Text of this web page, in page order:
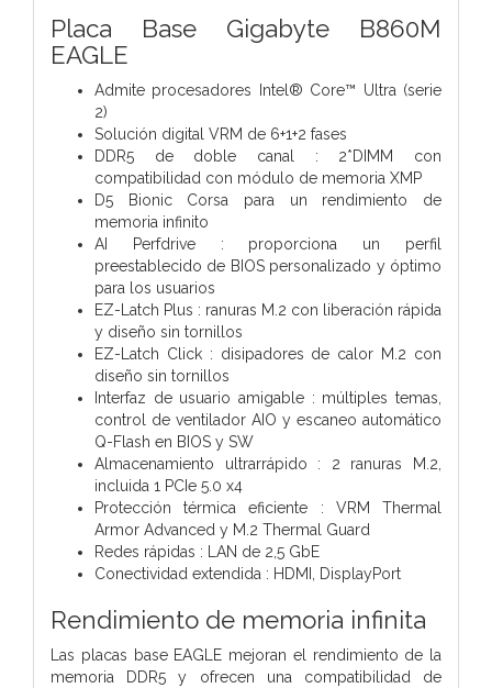
Placa Base Gigabyte B860M
EAGLE
Admite procesadores Intel® Core™ Ultra (serie
2)
Solución digital VRM de 6+1+2 fases
DDR5 de doble canal : 2*DIMM con
compatibilidad con módulo de memoria XMP
D5 Bionic Corsa para un rendimiento de
memoria infinito
AI Perfdrive : proporciona un perfil
preestablecido de BIOS personalizado y óptimo
para los usuarios
EZ-Latch Plus : ranuras M.2 con liberación rápida
y diseño sin tornillos
EZ-Latch Click : disipadores de calor M.2 con
diseño sin tornillos
Interfaz de usuario amigable : múltiples temas,
control de ventilador AIO y escaneo automático
Q-Flash en BIOS y SW
Almacenamiento ultrarrápido : 2 ranuras M.2,
incluida 1 PCIe 5.0 x4
Protección térmica eficiente : VRM Thermal
Armor Advanced y M.2 Thermal Guard
Redes rápidas : LAN de 2,5 GbE
Conectividad extendida : HDMI, DisplayPort
Rendimiento de memoria infinita
Las placas base EAGLE mejoran el rendimiento de la
memoria DDR5 y ofrecen una compatibilidad de